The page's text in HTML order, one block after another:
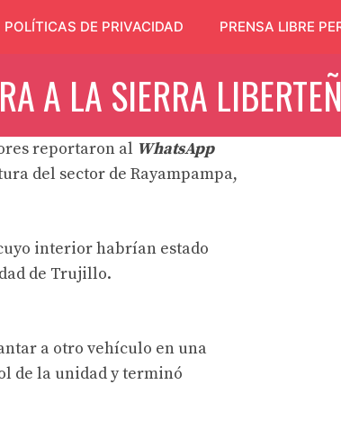
POLÍTICAS DE PRIVACIDAD PRENSA LIBRE
A LA SIERRA
reportaron al WhatsApp
del sector de Rayampampa,
interior habrían estado
de Trujillo.
a otro vehículo en una
de la unidad y terminó